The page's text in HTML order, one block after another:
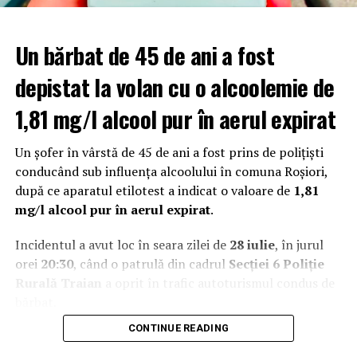
plafonarea sporurilor;
weekend și în zilele de sărbătoare legală;
eliminarea sau diminuarea unor indemnizații;
scăderea veniturilor pentru o parte dintre angajații
din sistemul sanitar.
Conducerea spitalului: Pacienții nu vor fi
afectați
activitatea medicală esențială este asigurată pe toată
durata protestului. Reprezentanții unității medicale
pentru protejarea siguranței pacienților.
Un bărbat de 45 de ani a fost
depistat la volan cu o alcoolemie de
1,81 mg/l alcool pur în aerul expirat
Un șofer în vârstă de 45 de ani a fost prins de polițiști
conducând sub influența alcoolului în comuna Roșiori,
după ce aparatul etilotest a indicat o valoare de 1,81
mg/l alcool pur în aerul expirat.
Incidentul a avut loc în seara zilei de 28 iulie, în jurul
orei 20:30, când o patrulă din cadrul Secției 6 Poliție
În urma verificărilor, șoferul a fost testat cu aparatul
CONTINUE READING